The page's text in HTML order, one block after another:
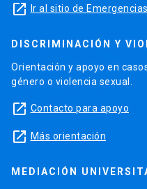
launch Ir al sitio de Emergencias
DISCRIMINACIÓN Y
Orientación y apoyo en
género o violencia sexual.
launch Contacto para apoyo
launch Más orientación
MEDIACIÓN